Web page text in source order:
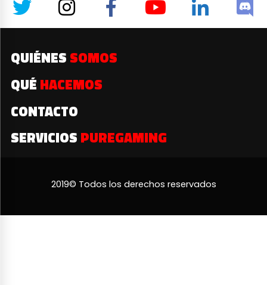
QUIÉNES SOMOS
QUÉ HACEMOS
CONTACTO
SERVICIOS PUREGAMING
2019© Todos los derechos reservados